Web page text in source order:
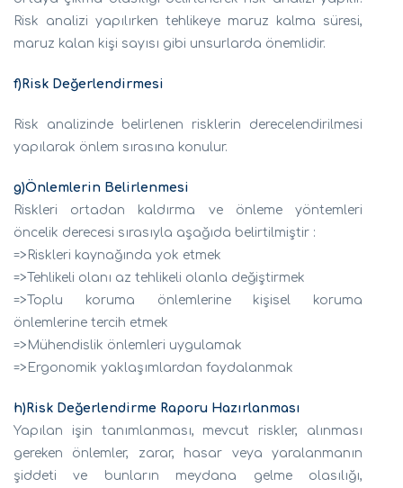
Risk analizi yapılırken tehlikeye maruz kalma süresi,
maruz kalan kişi sayısı gibi unsurlarda önemlidir.
f)Risk Değerlendirmesi
Risk analizinde belirlenen risklerin derecelendirilmesi
yapılarak önlem sırasına konulur.
g)Önlemlerin Belirlenmesi
Riskleri ortadan kaldırma ve önleme yöntemleri
öncelik derecesi sırasıyla aşağıda belirtilmiştir :
=>Riskleri kaynağında yok etmek
=>Tehlikeli olanı az tehlikeli olanla değiştirmek
=>Toplu koruma önlemlerine kişisel koruma
önlemlerine tercih etmek
=>Mühendislik önlemleri uygulamak
=>Ergonomik yaklaşımlardan faydalanmak
h)Risk Değerlendirme Raporu Hazırlanması
Yapılan işin tanımlanması, mevcut riskler, alınması
gereken önlemler, zarar, hasar veya yaralanmanın
şiddeti ve bunların meydana gelme olasılığı,